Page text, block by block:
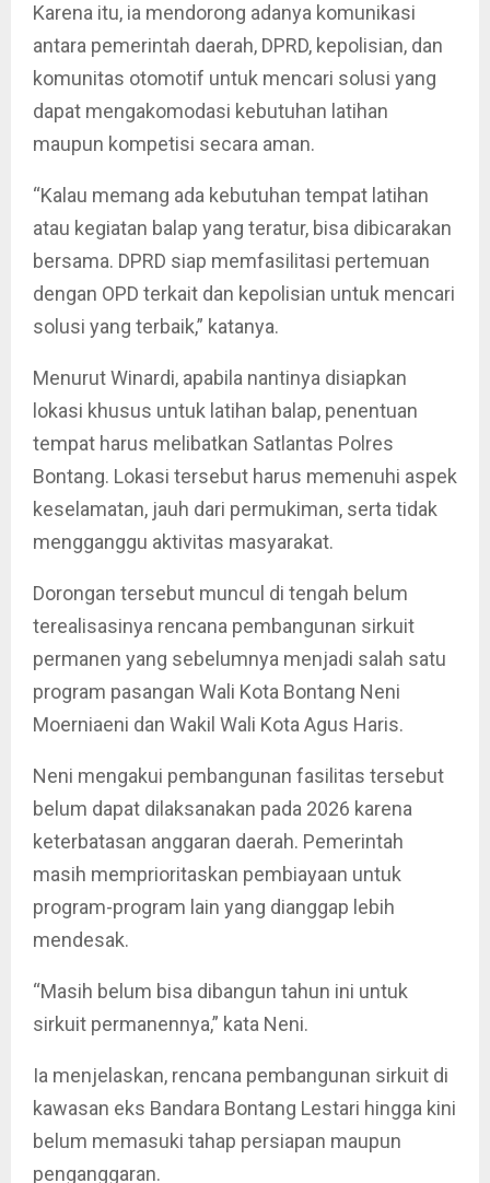
Karena itu, ia mendorong adanya komunikasi
antara pemerintah daerah, DPRD, kepolisian, dan
komunitas otomotif untuk mencari solusi yang
dapat mengakomodasi kebutuhan latihan
maupun kompetisi secara aman.
“Kalau memang ada kebutuhan tempat latihan
atau kegiatan balap yang teratur, bisa dibicarakan
bersama. DPRD siap memfasilitasi pertemuan
dengan OPD terkait dan kepolisian untuk mencari
solusi yang terbaik,” katanya.
Menurut Winardi, apabila nantinya disiapkan
lokasi khusus untuk latihan balap, penentuan
tempat harus melibatkan Satlantas Polres
Bontang. Lokasi tersebut harus memenuhi aspek
keselamatan, jauh dari permukiman, serta tidak
mengganggu aktivitas masyarakat.
Dorongan tersebut muncul di tengah belum
terealisasinya rencana pembangunan sirkuit
permanen yang sebelumnya menjadi salah satu
program pasangan Wali Kota Bontang Neni
Moerniaeni dan Wakil Wali Kota Agus Haris.
Neni mengakui pembangunan fasilitas tersebut
belum dapat dilaksanakan pada 2026 karena
keterbatasan anggaran daerah. Pemerintah
masih memprioritaskan pembiayaan untuk
program-program lain yang dianggap lebih
mendesak.
“Masih belum bisa dibangun tahun ini untuk
sirkuit permanennya,” kata Neni.
Ia menjelaskan, rencana pembangunan sirkuit di
kawasan eks Bandara Bontang Lestari hingga kini
belum memasuki tahap persiapan maupun
penganggaran.